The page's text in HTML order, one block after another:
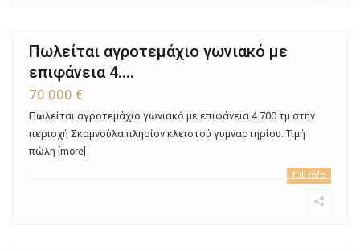
Πωλείται αγροτεμάχιο γωνιακό με
επιφάνεια 4....
70.000 €
Πωλείται αγροτεμάχιο γωνιακό με επιφάνεια 4.700 τμ στην
περιοχή Σκαμνούλα πλησίον κλειστού γυμναστηρίου. Τιμή
πώλη [more]
full info